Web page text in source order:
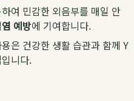
여 민감한 외음부를 매일 안
예방에 기여합니다.
은 건강한 생활 습관과 함께 Y
니다.